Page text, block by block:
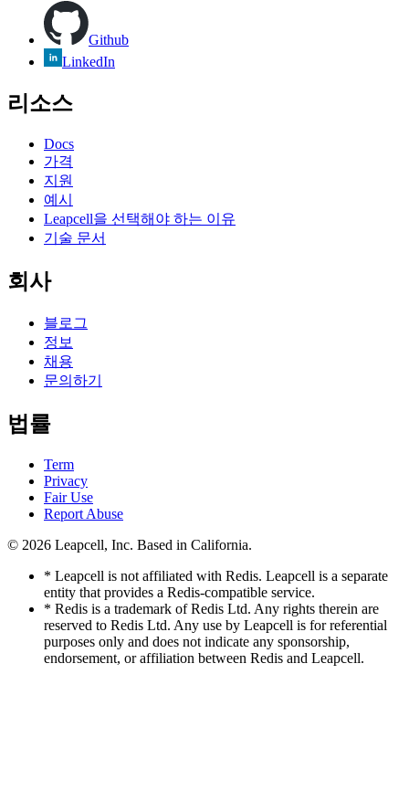
Github
LinkedIn
리소스
Docs
가격
지원
예시
Leapcell을 선택해야 하는 이유
기술 문서
회사
블로그
정보
채용
문의하기
법률
Term
Privacy
Fair Use
Report Abuse
© 2026 Leapcell, Inc. Based in California.
* Leapcell is not affiliated with Redis. Leapcell is a separate
entity that provides a Redis-compatible service.
* Redis is a trademark of Redis Ltd. Any rights therein are
reserved to Redis Ltd. Any use by Leapcell is for referential
purposes only and does not indicate any sponsorship,
endorsement, or affiliation between Redis and Leapcell.